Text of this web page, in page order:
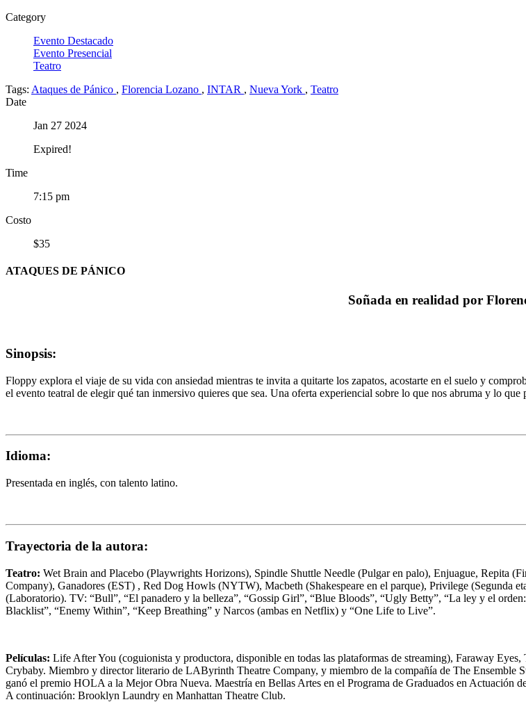
Category
Evento Destacado
Evento Presencial
Teatro
Tags: Ataques de Pánico , Florencia Lozano , INTAR , Nueva York , Teatro
Date
Jan 27 2024
Expired!
Time
7:15 pm
Costo
$35
ATAQUES DE PÁNICO
Soñada en realidad por
Sinopsis:
Floppy explora el viaje de su vida con ansiedad mientras te invita a quitarte los zapatos, acostarte en el suelo y
el evento teatral de elegir qué tan inmersivo quieres que sea. Una oferta experiencial sobre lo que nos abruma y lo que
Idioma:
Presentada en inglés, con talento latino.
Trayectoria de la autora:
Teatro: Wet Brain and Placebo (Playwrights Horizons), Spindle Shuttle Needle (Pulgar en palo), Enjuague, Repita
Company), Ganadores (EST) , Red Dog Howls (NYTW), Macbeth (Shakespeare en el parque), Privilege (Segunda
(Laboratorio). TV: “Bull”, “El panadero y la belleza”, “Gossip Girl”, “Blue Bloods”, “Ugly Betty”, “La ley y el
Blacklist”, “Enemy Within”, “Keep Breathing” y Narcos (ambas en Netflix) y “One Life to Live”.
Películas: Life After You (coguionista y productora, disponible en todas las plataformas de streaming), Faraway
Crybaby. Miembro y director literario de LAByrinth Theatre Company, y miembro de la compañía de The Ensemble
ganó el premio HOLA a la Mejor Obra Nueva. Maestría en Bellas Artes en el Programa de Graduados en
A continuación: Brooklyn Laundry en Manhattan Theatre Club.